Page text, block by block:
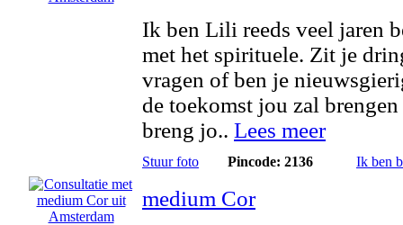
Ik ben Lili reeds veel jaren
met het spirituele. Zit je
vragen of ben je
de toekomst jou zal
breng jo.. Lees meer
Stuur foto Pincode: 2136 Ik ben
medium Cor